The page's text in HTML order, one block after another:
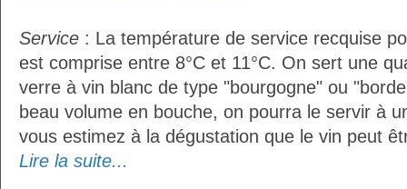
Service : La température de service recquise
est comprise entre 8°C et 11°C. On sert une
verre à vin blanc de type "bourgogne" ou
beau volume en bouche, on pourra le servir à
vous estimez à la dégustation que le vin peut
Lire la suite...